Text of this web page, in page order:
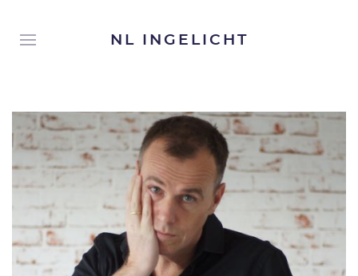
NL INGELICHT